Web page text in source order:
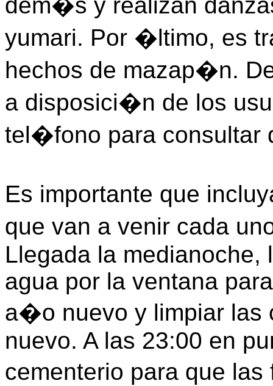
dem�s y realizan
yumari. Por �ltimo, es
hechos de mazap�n.
a disposici�n de los
tel�fono para consultar
Es importante que
que van a venir cada
Llegada la
agua por la ventana
a�o nuevo y limpiar
nuevo. A las 23:00 en
cementerio para que